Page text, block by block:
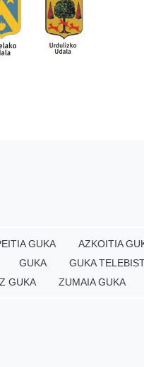
GUKA AZKOITIA
GUKA
GUKA
GUKA
ZUMAIA GUKA